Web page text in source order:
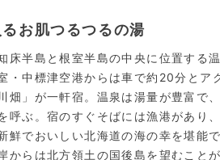
お肌つるつるの湯
床半島と根室半島の中央に位置する
・中標津空港からは車で約20分とア
畑」が一軒宿。温泉は湯量が豊富で
呼ぶ。宿のすぐそばには漁港があり
鮮でおいしい北海道の海の幸を堪能
からは北方領土の国後島を望むこと